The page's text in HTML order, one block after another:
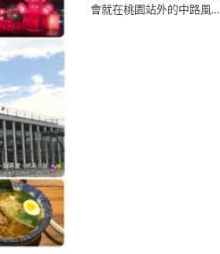
會就在桃園站外的中路風…